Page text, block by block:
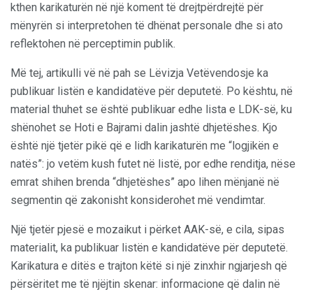
kthen karikaturën në një koment të drejtpërdrejtë për
mënyrën si interpretohen të dhënat personale dhe si ato
reflektohen në perceptimin publik.
Më tej, artikulli vë në pah se Lëvizja Vetëvendosje ka
publikuar listën e kandidatëve për deputetë. Po kështu, në
material thuhet se është publikuar edhe lista e LDK-së, ku
shënohet se Hoti e Bajrami dalin jashtë dhjetëshes. Kjo
është një tjetër pikë që e lidh karikaturën me “logjikën e
natës”: jo vetëm kush futet në listë, por edhe renditja, nëse
emrat shihen brenda “dhjetëshes” apo lihen mënjanë në
segmentin që zakonisht konsiderohet më vendimtar.
Një tjetër pjesë e mozaikut i përket AAK-së, e cila, sipas
materialit, ka publikuar listën e kandidatëve për deputetë.
Karikatura e ditës e trajton këtë si një zinxhir ngjarjesh që
përsëritet me të njëjtin skenar: informacione që dalin në